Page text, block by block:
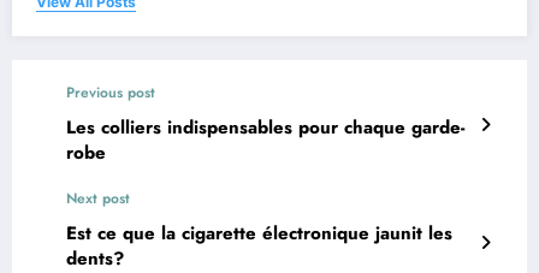
Previous post
Les colliers indispensables pour chaque garde-
robe
Next post
Est ce que la cigarette électronique jaunit les
dents?